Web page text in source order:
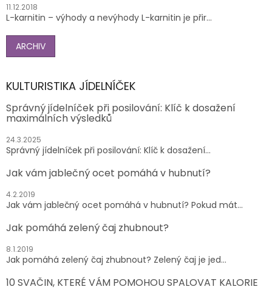
11.12.2018
L-karnitin – výhody a nevýhody L-karnitin je přir...
ARCHIV
KULTURISTIKA JÍDELNÍČEK
Správný jídelníček při posilování: Klíč k dosažení
maximálních výsledků
24.3.2025
Správný jídelníček při posilování: Klíč k dosažení...
Jak vám jablečný ocet pomáhá v hubnutí?
4.2.2019
Jak vám jablečný ocet pomáhá v hubnutí? Pokud mát...
Jak pomáhá zelený čaj zhubnout?
8.1.2019
Jak pomáhá zelený čaj zhubnout? Zelený čaj je jed...
10 SVAČIN, KTERÉ VÁM POMOHOU SPALOVAT KALORIE